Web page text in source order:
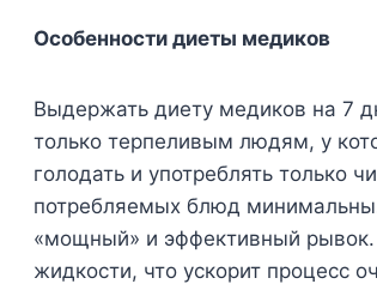
Особенности диеты медиков
Выдержать диету медиков на 7
только терпеливым людям, у
голодать и употреблять только
потребляемых блюд
«мощный» и эффективный рывок.
жидкости, что ускорит процесс